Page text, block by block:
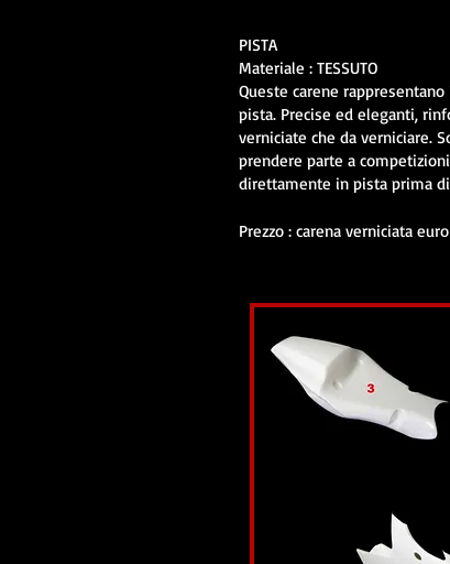
PISTA
Materiale : TESSUTO
Queste carene
pista. Precise ed eleganti,
verniciate che da verniciare.
prendere parte a
direttamente in pista prima
Prezzo : carena verniciata